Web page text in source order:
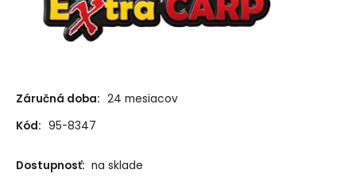
Záručná doba: 24 mesiacov
Kód: 95-8347
Dostupnosť: na sklade